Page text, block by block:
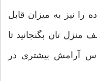
را نیز به میزان قابل
تان بگنجانید تا
آرامش بیشتری در